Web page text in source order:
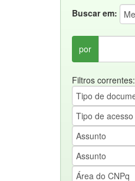
Buscar em:
por
Filtros correntes: